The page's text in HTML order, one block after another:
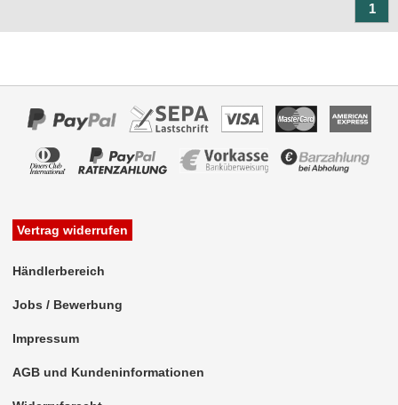
1
Vertrag widerrufen
Händlerbereich
Jobs / Bewerbung
Impressum
AGB und Kundeninformationen